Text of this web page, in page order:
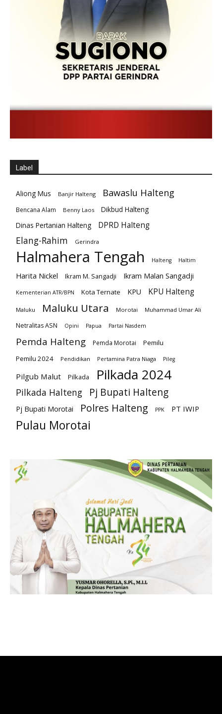
Label
Aliong Mus Banjir Halteng Bawaslu Halteng
Bencana Alam Benny Laos
Dikbud Halteng
Dinas Pertanian Halteng
DPRD Halteng
Elang-Rahim Gerindra
Halmahera Tengah Halteng Haltim
Harita Nickel Ikram M. Sangadji Ikram Malan Sangadji
Kementerian ATR/BPN Kota Ternate KPU KPU Halteng
Maluku Maluku Utara Morotai Muhammad Umar Ali
Netralitas ASN Opini Papua Partai Nasdem
Pemda Halteng Pemda Morotai
Pemilu
Pemilu 2024
Pendidikan Pertamina Patra Niaga Pileg
Pilgub Malut Pilkada Pilkada 2024
Pilkada Halteng Pj Bupati Halteng
Pj Bupati Morotai Polres Halteng PPK PT IWIP
Pulau Morotai